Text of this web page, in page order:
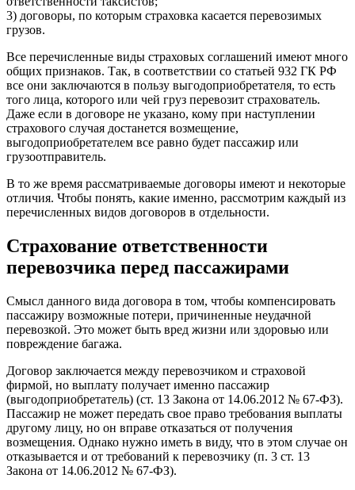
3) договоры, по которым страховка касается перевозимых
грузов.
Все перечисленные виды страховых соглашений имеют много
общих признаков. Так, в соответствии со статьей 932 ГК РФ
все они заключаются в пользу выгодоприобретателя, то есть
того лица, которого или чей груз перевозит страхователь.
Даже если в договоре не указано, кому при наступлении
страхового случая достанется возмещение,
выгодоприобретателем все равно будет пассажир или
грузоотправитель.
В то же время рассматриваемые договоры имеют и некоторые
отличия. Чтобы понять, какие именно, рассмотрим каждый из
перечисленных видов договоров в отдельности.
Страхование ответственности
перевозчика перед пассажирами
Смысл данного вида договора в том, чтобы компенсировать
пассажиру возможные потери, причиненные неудачной
перевозкой. Это может быть вред жизни или здоровью или
повреждение багажа.
Договор заключается между перевозчиком и страховой
фирмой, но выплату получает именно пассажир
(выгодоприобретатель) (ст. 13 Закона от 14.06.2012 № 67-ФЗ).
Пассажир не может передать свое право требования выплаты
другому лицу, но он вправе отказаться от получения
возмещения. Однако нужно иметь в виду, что в этом случае он
отказывается и от требований к перевозчику (п. 3 ст. 13
Закона от 14.06.2012 № 67-ФЗ).